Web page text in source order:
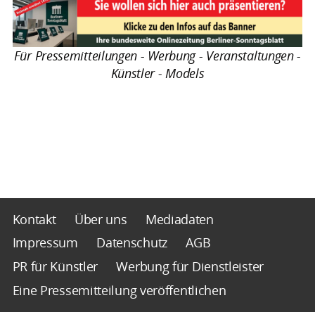
Für Pressemitteilungen - Werbung - Veranstaltungen -
Künstler - Models
Kontakt Über uns
Mediadaten
Impressum
Datenschutz
AGB
PR für Künstler
Werbung für Dienstleister
Eine Pressemitteilung veröffentlichen